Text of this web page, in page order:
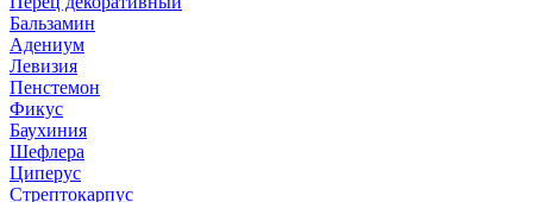
Бальзамин
Адениум
Левизия
Пенстемон
Фикус
Баухиния
Шефлера
Циперус
Стрептокарпус